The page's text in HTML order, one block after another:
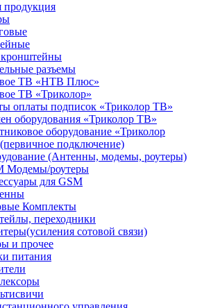
продукция
разъемы
ТВ «НТВ Плюс»
ТВ «Триколор»
оплаты подписок «Триколор ТВ»
оборудования «Триколор ТВ»
оборудование «Триколор
подключение)
(Антенны, модемы, роутеры)
Модемы/роутеры
для GSM
Комплекты
переходники
сотовой связи)
и прочее
питания